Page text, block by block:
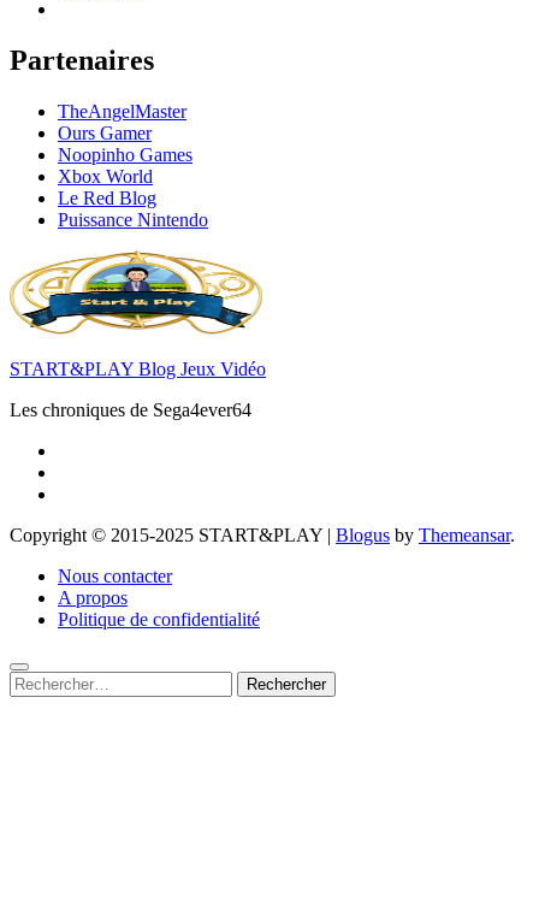
Partenaires
TheAngelMaster
Ours Gamer
Noopinho Games
Xbox World
Le Red Blog
Puissance Nintendo
START&PLAY Blog Jeux Vidéo
Les chroniques de Sega4ever64
Copyright © 2015-2025 START&PLAY | Blogus by Themeansar.
Nous contacter
A propos
Politique de confidentialité
Rechercher :